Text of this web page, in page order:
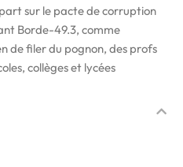
sur le pacte de corruption
Borde-49.3, comme
de filer du pognon, des profs
collèges et lycées